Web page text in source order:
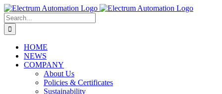
Skip
to
content
Search
for:
HOME
NEWS
COMPANY
About Us
Policies & Certificates
Sustainability